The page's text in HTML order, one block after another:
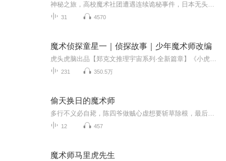
31 4570
魔术侦探童星一｜侦探故事｜少年魔术师改编
231 350.5万
偷天换日的魔术师
12 457
魔术师马里虎先生